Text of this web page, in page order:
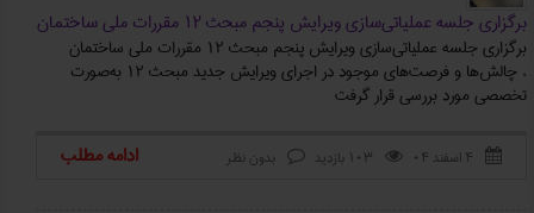
برگزاری جلسه عملیاتی‌سازی ویرایش پنجم مبحث ۱۲ مقررات ملی ساختمان
برگزاری جلسه عملیاتی‌سازی ویرایش پنجم مبحث ۱۲ مقررات ملی ساختمان
، چالش‌ها و فرصت‌های موجود در اجرای ویرایش جدید مبحث ۱۲ به‌صورت
تخصصی مورد بررسی قرار گرفت
 ۴ اسفند ۰۴  103 بازدید  بدون نظر ادامه مطلب